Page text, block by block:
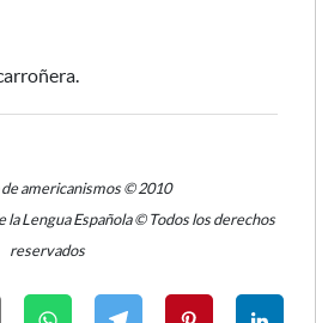
americanismos © 2010
la Lengua Española © Todos los derechos
reservados